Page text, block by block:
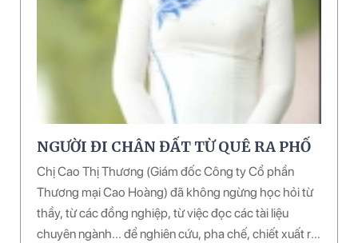
NGƯỜI ĐI CHÂN ĐẤT TỪ QUÊ RA PHỐ
Chị Cao Thị Thương (Giám đốc Công ty Cổ phần
Thương mại Cao Hoàng) đã không ngừng học hỏi từ
thầy, từ các đồng nghiệp, từ việc đọc các tài liệu
chuyên ngành... để nghiên cứu, pha chế, chiết xuất ra